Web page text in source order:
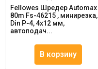
Fellowes Шредер Automax
80m Fs-46215 , минирезка,
Din P-4, 4х12 мм,
автоподач...
В корзину